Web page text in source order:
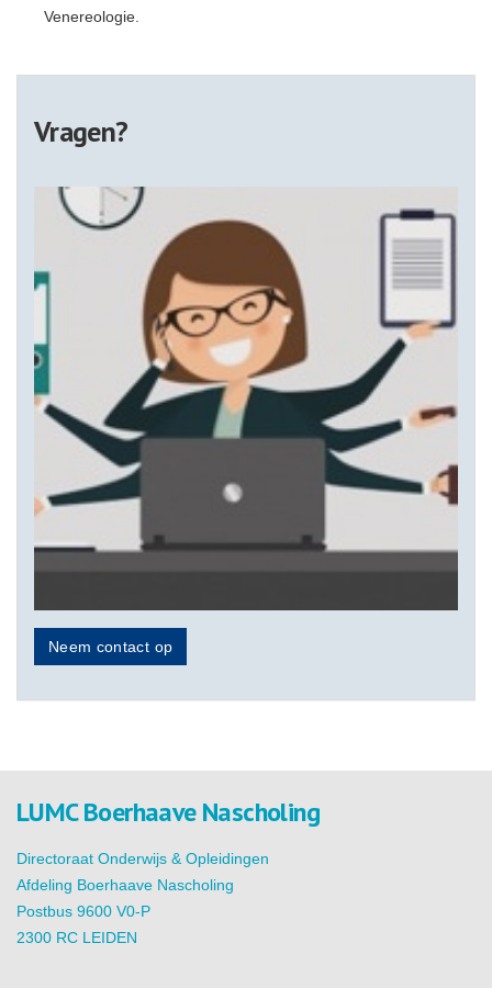
Venereologie.
Vragen?
Neem contact op
LUMC Boerhaave Nascholing
Directoraat Onderwijs & Opleidingen
Afdeling Boerhaave Nascholing
Postbus 9600 V0-P
2300 RC LEIDEN